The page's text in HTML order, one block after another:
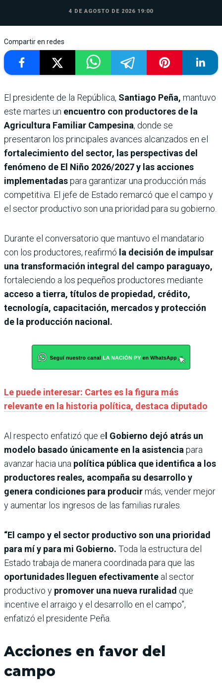
4 DE AGOSTO DE 2026 19:00
Compartir en redes
El presidente de la República, Santiago Peña, mantuvo
este martes un encuentro con productores de la
Agricultura Familiar Campesina, donde se
presentaron los principales avances alcanzados en el
fortalecimiento del sector, las perspectivas del
fenómeno de El Niño 2026/2027 y las acciones
implementadaspara garantizar una producción más
competitiva. El jefe de Estado remarcó que el campo y
el sector productivo son una prioridad para su gobierno.
Durante el conversatorio que mantuvo el mandatario
con los productores, reafirmó la decisión de impulsar
una transformación integral del campo paraguayo,
fortaleciendo a los pequeños productores mediante
acceso a tierra, títulos de propiedad, crédito,
tecnología, capacitación, mercados y protección
de la producción nacional.
Le puede interesar: Cartes es la figura más
relevante en la historia política, destaca diputado
Al respecto enfatizó que e l Gobierno dejó atrás un
modelo basado únicamente en la asistencia para
avanzar hacia una política pública que identifica a los
productores reales, acompaña su desarrollo y
genera condiciones para producirmás, vender mejor
y aumentar los ingresos de las familias rurales.
“El campo y el sector productivo son una prioridad
para mí y para mi Gobierno. Toda la estructura del
Estado trabaja de manera coordinada para que las
oportunidades lleguen efectivamente al sector
productivo y promover una nueva ruralidad que
incentive el arraigo y el desarrollo en el campo”,
enfatizó el presidente Peña.
Acciones en favor del
campo